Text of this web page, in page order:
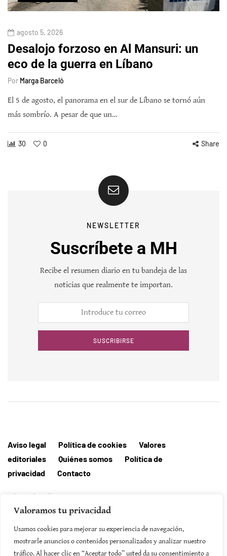
Valoramos tu privacidad
Usamos cookies para mejorar su experiencia de navegación,
mostrarle anuncios o contenidos personalizados y analizar nuestro
tráfico. Al hacer clic en “Aceptar todo” usted da su consentimiento a
agosto 5, 2026
Desalojo forzoso en Al Mansuri: un
eco de la guerra en Líbano
Por Marga Barceló
El 5 de agosto, el panorama en el sur de Líbano se tornó aún
más sombrío. A pesar de que un…
30 0 Share
NEWSLETTER
Suscríbete a MH
Recibe el resumen diario en tu bandeja de las
noticias que realmente te importan.
SUSCRIBIRSE
Aviso legal Política de cookies
Valores
editoriales
Quiénes somos
Política de
privacidad
Contacto
Editorial MallorcaHora
SUSCRIBIRSE